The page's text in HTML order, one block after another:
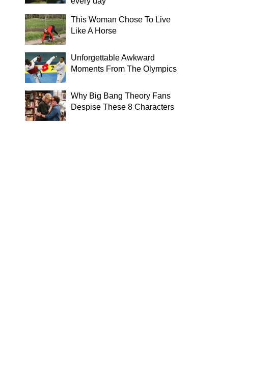
This Woman Chose To Live
Like A Horse
Unforgettable Awkward
Moments From The Olympics
Why Big Bang Theory Fans
Despise These 8 Characters